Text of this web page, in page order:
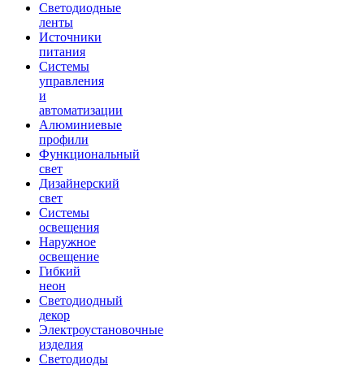
Светодиодные
ленты
Источники
питания
Системы
управления
и
автоматизации
Алюминиевые
профили
Функциональный
свет
Дизайнерский
свет
Системы
освещения
Наружное
освещение
Гибкий
неон
Светодиодный
декор
Электроустановочные
изделия
Светодиоды